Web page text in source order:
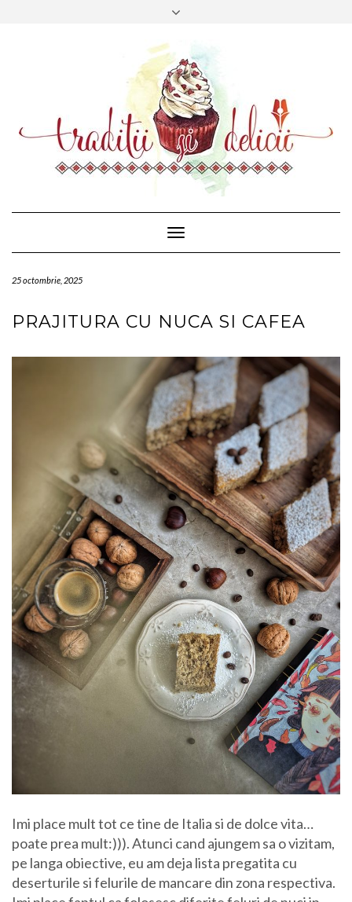
Toggle
Navigation
25 octombrie, 2025
PRAJITURA CU NUCA SI CAFEA
Imi place mult tot ce tine de Italia si de dolce vita…
poate prea mult:))). Atunci cand ajungem sa o vizitam,
pe langa obiective, eu am deja lista pregatita cu
deserturile si felurile de mancare din zona respectiva.